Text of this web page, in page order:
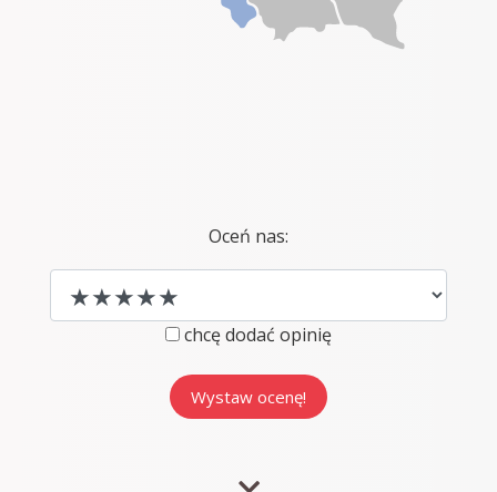
Oceń nas:
chcę dodać opinię